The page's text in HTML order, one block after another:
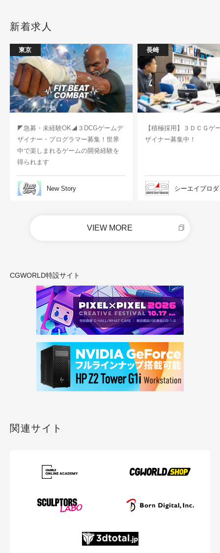
新着求人
東京
◤急募・未経験OK◢３DCGゲームデ
ザイナー・プログラマー募集！世界
中で楽しまれるゲームの開発経験を
得られます
New Story
長崎
【積極採用】３ＤＣＧゲ
ザイナー募集中！
シーエイプロ
VIEW MORE
CGWORLD特設サイト
関連サイト